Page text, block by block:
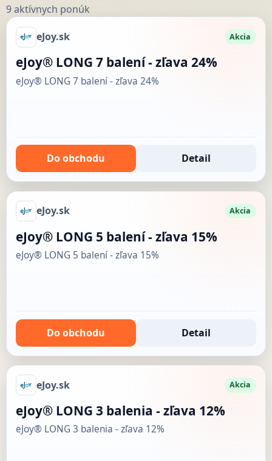
9 aktívnych ponúk
eJoy.sk Akcia
eJoy® LONG 7 balení - zľava 24%
eJoy® LONG 7 balení - zľava 24%
Do obchodu Detail
eJoy.sk Akcia
eJoy® LONG 5 balení - zľava 15%
eJoy® LONG 5 balení - zľava 15%
Do obchodu Detail
eJoy.sk Akcia
eJoy® LONG 3 balenia - zľava 12%
eJoy® LONG 3 balenia - zľava 12%